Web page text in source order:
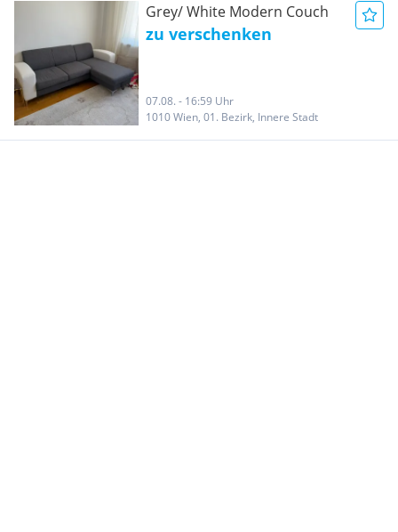
Grey/ White Modern Couch
zu verschenken
07.08. - 16:59 Uhr
1010 Wien, 01. Bezirk, Innere Stadt